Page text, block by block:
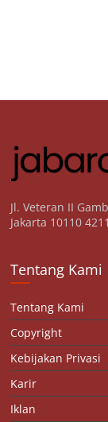
Jl. Veteran II
Jakarta 10110
Tentang Kami
Tentang Kami
Copyright
Kebijakan Privasi
Karir
Iklan